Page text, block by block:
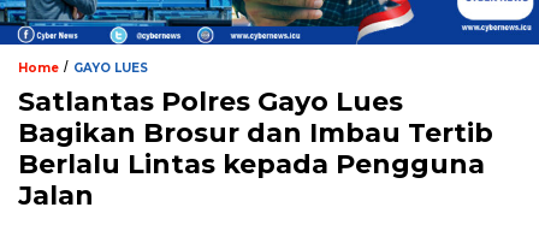
Home / GAYO LUES
Satlantas Polres Gayo Lues
Bagikan Brosur dan Imbau Tertib
Berlalu Lintas kepada Pengguna
Jalan